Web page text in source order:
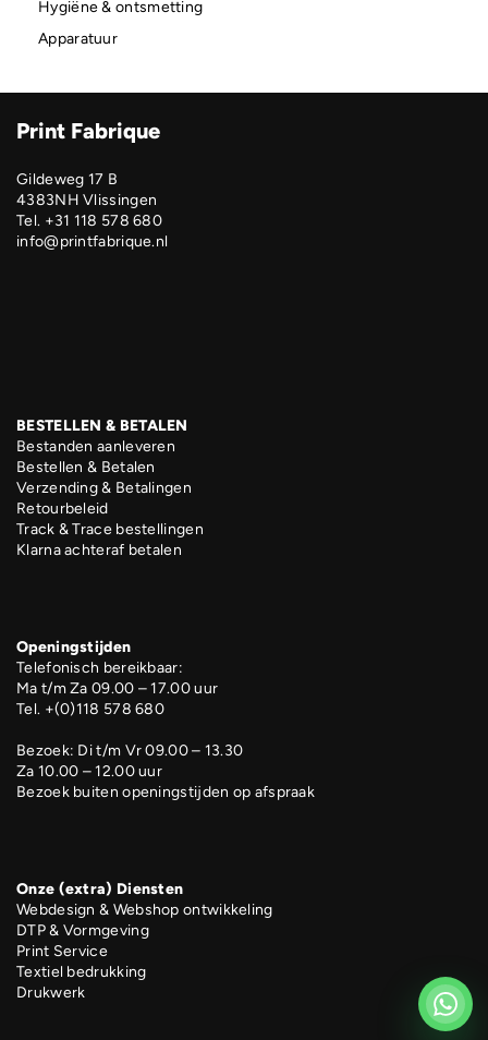
Hygiëne & ontsmetting
Apparatuur
Print Fabrique
Gildeweg 17 B
4383NH Vlissingen
Tel. +31 118 578 680
info@printfabrique.nl
BESTELLEN & BETALEN
Bestanden aanleveren
Bestellen & Betalen
Verzending & Betalingen
Retourbeleid
Track & Trace bestellingen
Klarna achteraf betalen
Openingstijden
Telefonisch bereikbaar:
Ma t/m Za 09.00 – 17.00 uur
Tel. +(0)118 578 680
Bezoek: Di t/m Vr 09.00 – 13.30
Za 10.00 – 12.00 uur
Bezoek buiten openingstijden op afspraak
Onze (extra) Diensten
Webdesign & Webshop ontwikkeling
DTP & Vormgeving
Print Service
Textiel bedrukking
Drukwerk